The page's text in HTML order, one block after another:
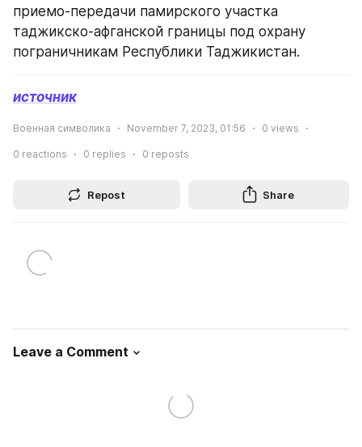
приемо-передачи памирского участка
таджикско-афганской границы под охрану
пограничникам Республики Таджикистан.
источник
Военная символика November 7, 2023, 01:56 0 views
0 reactions 0 replies 0 reposts
Repost Share
Leave a Comment